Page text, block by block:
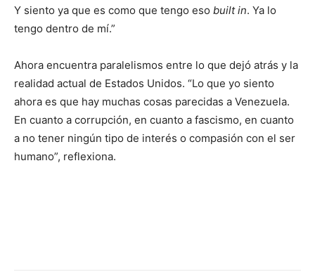
Y siento ya que es como que tengo eso built in. Ya lo
tengo dentro de mí.”
Ahora encuentra paralelismos entre lo que dejó atrás y la
realidad actual de Estados Unidos. “Lo que yo siento
ahora es que hay muchas cosas parecidas a Venezuela.
En cuanto a corrupción, en cuanto a fascismo, en cuanto
a no tener ningún tipo de interés o compasión con el ser
humano”, reflexiona.